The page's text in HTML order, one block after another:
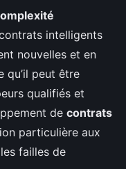
intelligents
nouvelles et en
qu’il peut être
qualifiés et
de contrats
particulière aux
failles de